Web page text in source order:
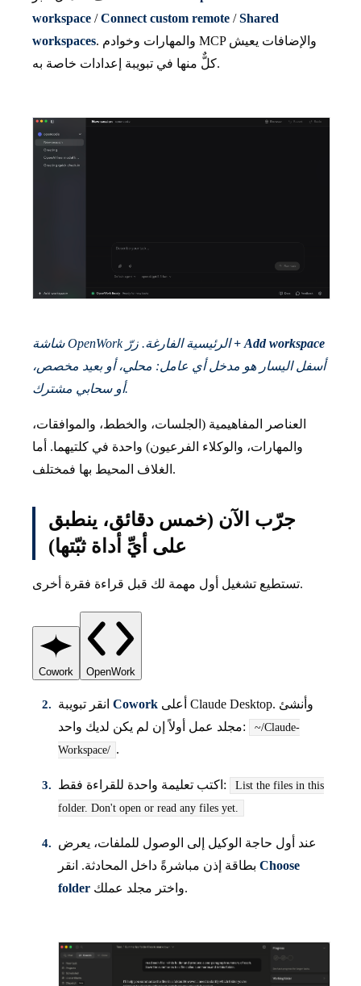
workspace /Connect custom remote /Shared
workspaces. والمهارات وخوادم MCP والإضافات يعيش
كلٌّ منها في تبويبة إعدادات خاصة به.
شاشة OpenWork الرئيسية الفارغة. زرّ+ Add workspace
أسفل اليسار هو مدخل أي عامل: محلي، أو بعيد مخصص،
أو سحابي مشترك.
العناصر المفاهيمية (الجلسات، والخطط، والموافقات،
والمهارات، والوكلاء الفرعيون) واحدة في كلتيهما. أما
الغلاف المحيط بها فمختلف.
جرّب الآن (خمس دقائق، ينطبق
على أيِّ أداة ثبّتها)
تستطيع تشغيل أول مهمة لك قبل قراءة فقرة أخرى.
Cowork OpenWork
Cowork
مجلد عمل أولاً إن لم يكن لديك واحد:
~/Claude-
Workspace/ .
اكتب تعليمة واحدة للقراءة فقط:
List the files in this
folder. Don't open or read any files yet.
عند أول حاجة الوكيل إلى الوصول للملفات، يعرض
Choose
folder
واختر مجلد عملك.